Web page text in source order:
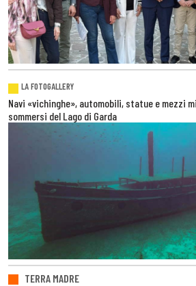
LA FOTOGALLERY
Navi «vichinghe», automobili, statue e mezzi
sommersi del Lago di Garda
TERRA MADRE